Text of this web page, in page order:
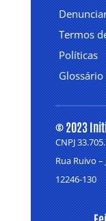
Termos
Políticas
Glossário
© 2023
CNPJ
Rua Ruivo –
12246-130